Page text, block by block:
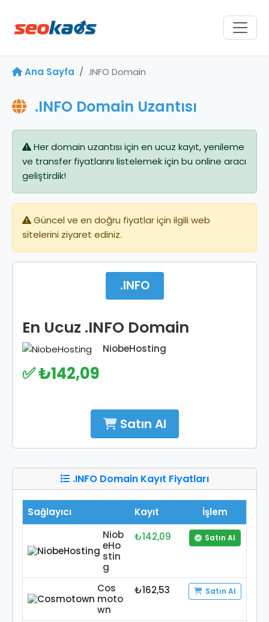
Ana Sayfa .INFO Domain
.INFO Domain Uzantısı
Her domain uzantısı için en ucuz kayıt, yenileme
ve transfer fiyatlarını listelemek için bu online aracı
geliştirdik!
Güncel ve en doğru fiyatlar için ilgili web
sitelerini ziyaret ediniz.
.INFO
En Ucuz .INFO Domain
NiobeHosting
✅ ₺142,09
Satın Al
.INFO Domain Kayıt Fiyatları
Sağlayıcı Kayıt
İşlem
Niob
eHo
stin
g
₺142,09 Satın Al
Cos
moto
wn
₺162,53 Satın Al